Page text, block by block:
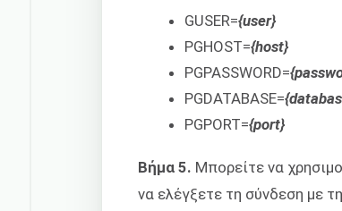
GUSER={user}
PGHOST={host}
PGPASSWORD=
PGDATABASE=
PGPORT={port}
Βήμα 5. Μπορείτε να
να ελέγξετε τη σύνδεση με